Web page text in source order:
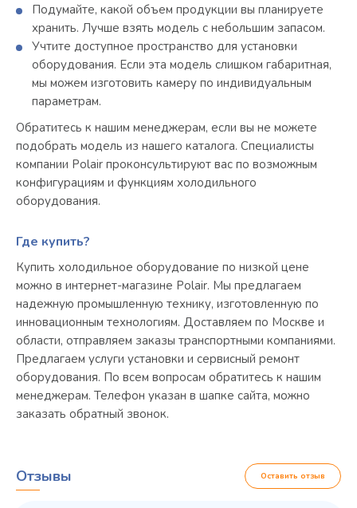
Подумайте, какой объем продукции вы планируете
хранить. Лучше взять модель с небольшим запасом.
Учтите доступное пространство для установки
оборудования. Если эта модель слишком габаритная,
мы можем изготовить камеру по индивидуальным
параметрам.
Обратитесь к нашим менеджерам, если вы не можете
подобрать модель из нашего каталога. Специалисты
компании Polair проконсультируют вас по возможным
конфигурациям и функциям холодильного
оборудования.
Где купить?
Купить холодильное оборудование по низкой цене
можно в интернет-магазине Polair. Мы предлагаем
надежную промышленную технику, изготовленную по
инновационным технологиям. Доставляем по Москве и
области, отправляем заказы транспортными компаниями.
Предлагаем услуги установки и сервисный ремонт
оборудования. По всем вопросам обратитесь к нашим
менеджерам. Телефон указан в шапке сайта, можно
заказать обратный звонок.
Отзывы Оставить отзыв